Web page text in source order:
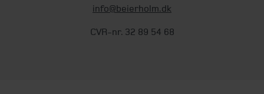
info@beierholm.dk
CVR-nr. 32 89 54 68